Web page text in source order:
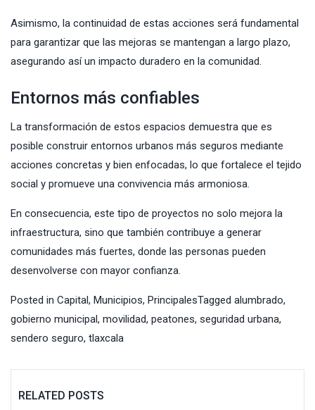
Asimismo, la continuidad de estas acciones será fundamental
para garantizar que las mejoras se mantengan a largo plazo,
asegurando así un impacto duradero en la comunidad.
Entornos más confiables
La transformación de estos espacios demuestra que es
posible construir entornos urbanos más seguros mediante
acciones concretas y bien enfocadas, lo que fortalece el tejido
social y promueve una convivencia más armoniosa.
En consecuencia, este tipo de proyectos no solo mejora la
infraestructura, sino que también contribuye a generar
comunidades más fuertes, donde las personas pueden
desenvolverse con mayor confianza.
Posted in Capital, Municipios, PrincipalesTagged alumbrado,
gobierno municipal, movilidad, peatones, seguridad urbana,
sendero seguro, tlaxcala
RELATED POSTS